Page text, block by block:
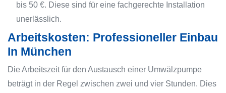
bis 50 €. Diese sind für eine fachgerechte Installation
unerlässlich.
Arbeitskosten: Professioneller Einbau
In München
Die Arbeitszeit für den Austausch einer Umwälzpumpe
beträgt in der Regel zwischen zwei und vier Stunden. Dies